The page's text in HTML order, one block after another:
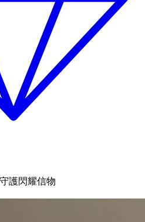
護閃耀信物